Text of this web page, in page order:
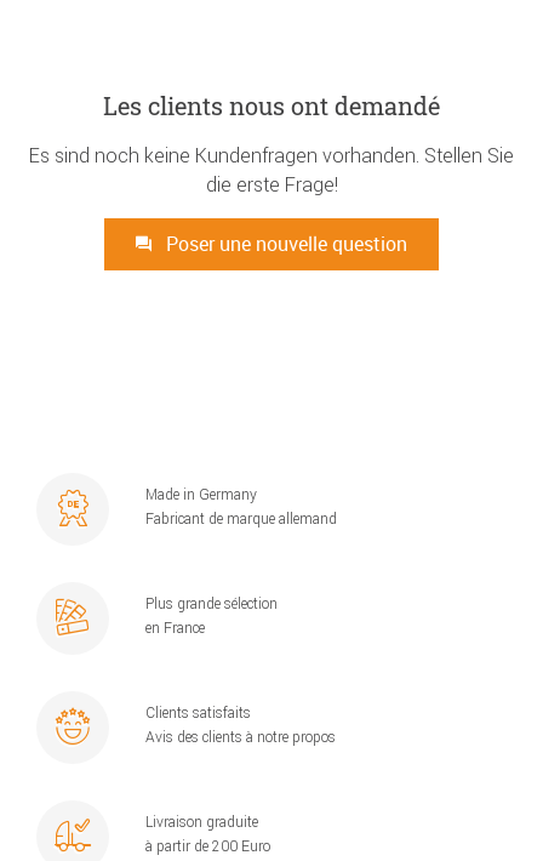
Les clients nous ont demandé
Es sind noch keine Kundenfragen vorhanden. Stellen Sie
die erste Frage!
Poser une nouvelle question
Made in Germany
Fabricant de marque allemand
Plus grande sélection
en France
Clients satisfaits
Avis des clients à notre propos
Livraison graduite
à partir de 200 Euro